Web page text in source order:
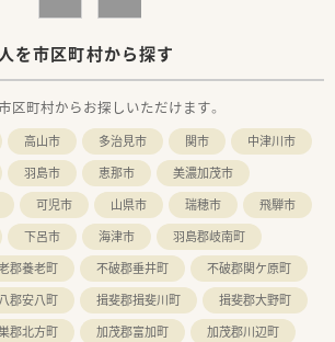
を市区町村から探す
区町村からお探しいただけます。
高山市 多治見市 関市
中津川市
羽島市 恵那市
美濃加茂市
可児市 山県市 瑞穂市
飛騨市
下呂市 海津市
羽島郡岐南町
郡養老町 不破郡垂井町
不破郡関ケ原町
郡安八町 揖斐郡揖斐川町
揖斐郡大野町
郡北方町 加茂郡富加町
加茂郡川辺町